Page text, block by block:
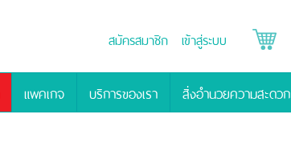
สมัครสมาชิก เข้าสู่ระบบ
แพคเกจ บริการของเรา สิ่งอำนวยความสะดวก